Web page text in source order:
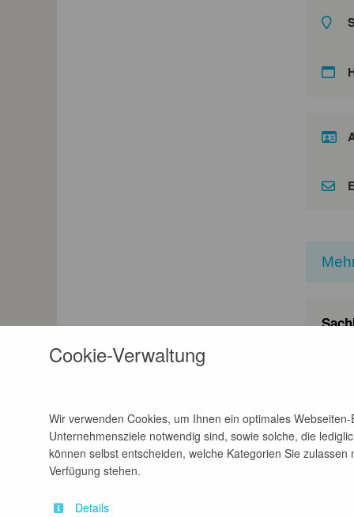
Cookie-Verwaltung
Wir verwenden Cookies, um Ihnen ein optimales
Unternehmensziele notwendig sind, sowie solche, die
können selbst entscheiden, welche Kategorien Sie
Verfügung stehen.
Details